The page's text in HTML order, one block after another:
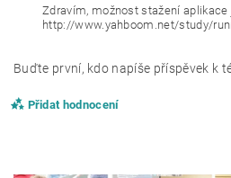
Zdravím, možnost stažení aplikace
http://www.yahboom.net/study/
Buďte první, kdo napíše příspěvek k
Přidat hodnocení